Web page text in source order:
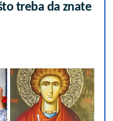
treba da znate